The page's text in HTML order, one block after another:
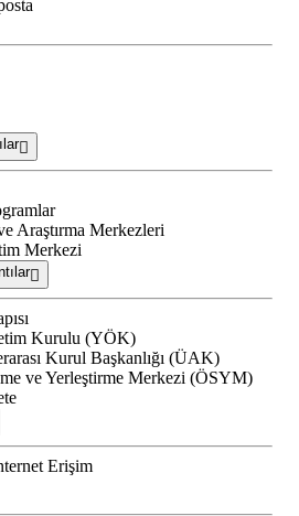
Araştırma Merkezleri
Merkezi
Kurulu (YÖK)
Kurul Başkanlığı (ÜAK)
ve Yerleştirme Merkezi (ÖSYM)
Erişim